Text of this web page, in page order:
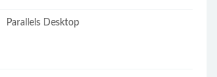
Parallels Desktop